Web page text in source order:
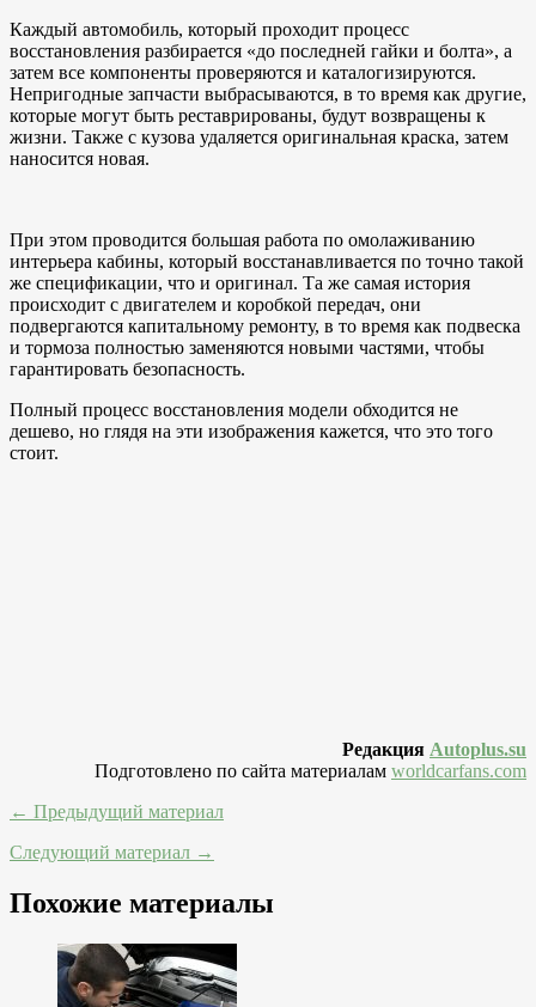
Каждый автомобиль, который проходит процесс
восстановления разбирается «до последней гайки и болта», а
затем все компоненты проверяются и каталогизируются.
Непригодные запчасти выбрасываются, в то время как другие,
которые могут быть реставрированы, будут возвращены к
жизни. Также с кузова удаляется оригинальная краска, затем
наносится новая.
При этом проводится большая работа по омолаживанию
интерьера кабины, который восстанавливается по точно такой
же спецификации, что и оригинал. Та же самая история
происходит с двигателем и коробкой передач, они
подвергаются капитальному ремонту, в то время как подвеска
и тормоза полностью заменяются новыми частями, чтобы
гарантировать безопасность.
Полный процесс восстановления модели обходится не
дешево, но глядя на эти изображения кажется, что это того
стоит.
Редакция Autoplus.su
Подготовлено по сайта материалам worldcarfans.com
← Предыдущий материал
Следующий материал →
Похожие материалы